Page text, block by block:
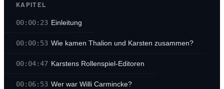
KAPITEL
00:00:23 Einleitung
00:00:53 Wie kamen Thalion und Karsten zusammen?
00:04:47 Karstens Rollenspiel-Editoren
00:06:53 Wer war Willi Carmincke?